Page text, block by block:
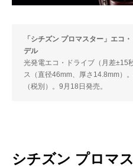
「シチズン プロマスター」エコ
デル
光発電エコ・ドライブ（月差±15
ス（直径46mm、厚さ14.8mm）
（税別）。9月18日発売。
シチズン プロマ